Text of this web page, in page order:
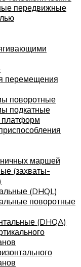
передвижные
перемещения
поворотные
подкатные
платформ
маршей
(захваты-
(DHQL)
поворотные
(DHQA)